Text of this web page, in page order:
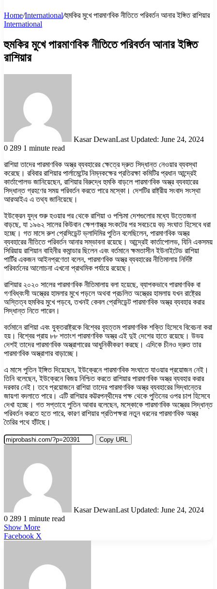
Home/International/হুমকির মুখে পারমাণবিক নীতিতে পরিবর্তন আনার ইঙ্গিত রাশিয়ার
International
হুমকির মুখে পারমাণবিক নীতিতে পরিবর্তন আনার ইঙ্গিত
রাশিয়ার
Kasar DewanLast Updated: June 24, 2024
0 289 1 minute read
রাশিয়া তাদের পারমাণবিক অস্ত্র ব্যবহারের ক্ষেত্রে দ্রুত সিদ্ধান্ত নেওয়ার ব্যবস্থা
করেছে। রবিবার রাশিয়ার পার্লামেন্টের নিম্নকক্ষের প্রতিরক্ষা কমিটির প্রধান আন্দ্রেই
কার্তাপোলভ জানিয়েছেন, রাশিয়ার বিরুদ্ধে হুমকি বাড়লে পারমাণবিক অস্ত্র ব্যবহারের
সিদ্ধান্ত গ্রহণের সময় পরিবর্তন করতে পারে মস্কো। দেশটির রাষ্ট্রীয় সংবাদ সংস্থা
আরআইএ এ তথ্য জানিয়েছে।
ইউক্রেন যুদ্ধ শুরু হওয়ার পর থেকে রাশিয়া ও পশ্চিমা দেশগুলোর মধ্যে উত্তেজনা
বাড়ছে, যা ১৯৬২ সালের কিউবান ক্ষেপণাস্ত্র সংকটের পর সবচেয়ে বড় সংঘাত হিসেবে ধরা
হচ্ছে। গত মাসে রুশ প্রেসিডেন্ট ভ্লাদিমির পুতিন বলেছিলেন, পারমাণবিক অস্ত্র
ব্যবহারের নীতিতে পরিবর্তন আনার সম্ভাবনা রয়েছে। আন্দ্রেই কার্তাপোলভ, যিনি একসময়
সিরিয়ায় রাশিয়ান বাহিনীর কমান্ডার ছিলেন এবং বর্তমানে ক্ষমতাসীন ইউনাইটেড রাশিয়া
পার্টির একজন আইনপ্রণেতা বলেন, পারমাণবিক অস্ত্র ব্যবহারের নীতিমালায় নির্দিষ্ট
পরিবর্তনের আলোচনা এখনো প্রাথমিক পর্যায়ে রয়েছে।
রাশিয়ার ২০২০ সালের পারমাণবিক নীতিমালায় বলা হয়েছে, ব্যাপকভাবে পারমাণবিক বা
গণবিধ্বংসী অস্ত্রের হামলার মুখে পড়লে অথবা প্রচলিত অস্ত্রের হামলায় যখন রাষ্ট্রের
অস্তিত্ব হুমকির মুখে পড়বে, তখনই কেবল প্রেসিডেন্ট পারমাণবিক অস্ত্র ব্যবহার করার
সিদ্ধান্ত নিতে পারেন।
বর্তমানে রাশিয়া এবং যুক্তরাষ্ট্রকে বিশ্বের বৃহত্তম পারমাণবিক শক্তি হিসেবে বিবেচনা করা
হয়। বিশ্বের প্রায় ৮৮ শতাংশ পারমাণবিক অস্ত্র এই দুই দেশের হাতে রয়েছে। উভয়
দেশই তাদের পারমাণবিক অস্ত্রাগারের আধুনিকীকরণ করছে। এদিকে চীনও দ্রুত তার
পারমাণবিক অস্ত্রাগার বাড়াচ্ছে।
এ মাসে পুতিন ইঙ্গিত দিয়েছেন, ইউক্রেনে পারমাণবিক সংঘাতে যাওয়ার প্রয়োজন নেই।
তিনি বলেছেন, ইউক্রেনে বিজয় নিশ্চিত করতে রাশিয়ার পারমাণবিক অস্ত্র ব্যবহার করার
দরকার নেই। তবে প্রয়োজনে রাশিয়া তাদের পারমাণবিক অস্ত্র ব্যবহারের সিদ্ধান্তের
জায়গা বদলাতে পারে। এটি রাশিয়ার কট্টরপন্থীদের পক্ষ থেকে পুতিনের ওপর চাপ হিসেবে
দেখা হচ্ছে। গত সপ্তাহে পুতিন আবার বলেছেন, মস্কোকে পারমাণবিক অস্ত্রের সিদ্ধান্ত
পরিবর্তন করতে হতে পারে, কারণ রাশিয়ার প্রতিপক্ষরা নতুন ধরনের পারমাণবিক অস্ত্র
তৈরির পথে হাঁটছে।
Copy URL
Kasar DewanLast Updated: June 24, 2024
0 289 1 minute read
Show More
Facebook X